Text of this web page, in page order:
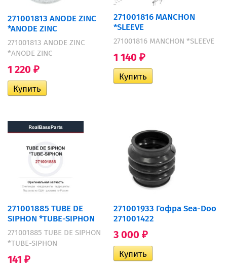
271001813 ANODE ZINC
*ANODE ZINC
271001813 ANODE ZINC
*ANODE ZINC
1 220 ₽
271001816 MANCHON
*SLEEVE
271001816 MANCHON *SLEEVE
1 140 ₽
271001885 TUBE DE
SIPHON *TUBE-SIPHON
271001885 TUBE DE SIPHON
*TUBE-SIPHON
141 ₽
271001933 Гофра Sea-Doo
271001422
3 000 ₽